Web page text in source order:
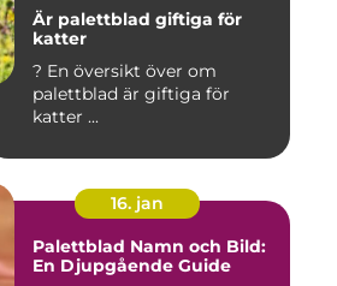
Är palettblad giftiga för
katter
? En översikt över om
palettblad är giftiga för
katter ...
16. jan
Palettblad Namn och Bild:
En Djupgående Guide